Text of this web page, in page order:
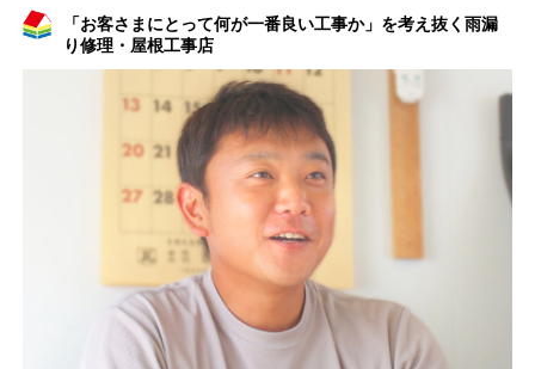
「お客さまにとって何が一番良い工事か」を考え抜く雨漏
り修理・屋根工事店